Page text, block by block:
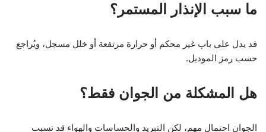
ما سبب الإنذار المستمر؟
قد يدل على باب غير محكم أو حرارة مرتفعة أو خلل مسجل، ويُراجع
حسب رمز الموديل.
هل المشكلة من الجوان فقط؟
الجوان احتمال مهم، لكن التبريد والحساسات والهواء قد تسبب